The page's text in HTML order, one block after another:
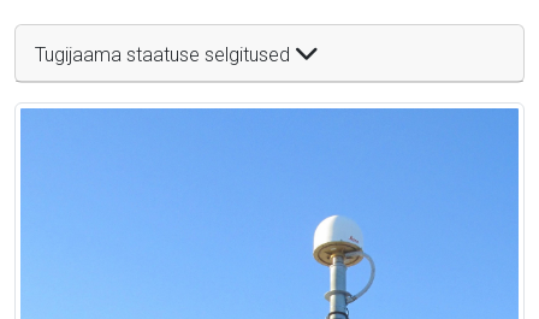
Tugijaama staatuse selgitused